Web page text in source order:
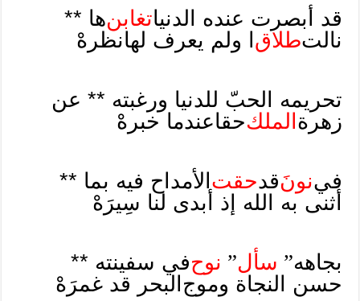
قد أبصرت عنده الدنياتغابنها **
نالتطلاق ا ولم يعرف لهانظرهْ
تحريمه الحبّ للدنيا ورغبته ** عن
زهرة الملكحقاعندما خبرهْ
فينونَقدحقت الأمداح فيه بما **
أثنى به الله إذ أبدى لنا سِيرَهْ
بجاهه” سأل” نوحفي سفينته **
حسن النجاة وموج البحر قد غمرَهْ